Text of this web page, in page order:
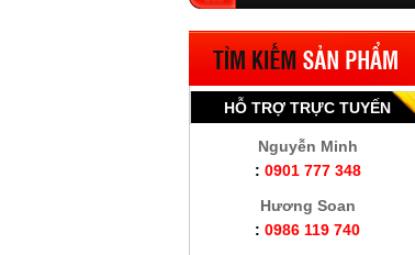
HỖ TRỢ TRỰC TUYẾN
Nguyễn Minh
: 0901 777 348
Hương Soan
: 0986 119 740